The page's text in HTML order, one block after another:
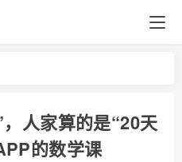
人家算的是“20天
的数学课